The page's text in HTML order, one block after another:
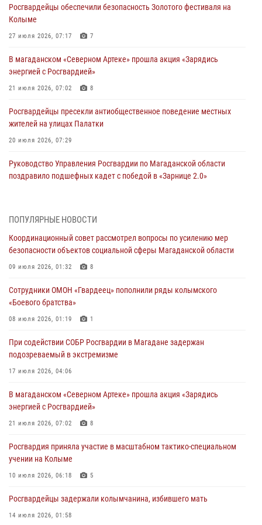
Росгвардейцы обеспечили безопасность Золотого фестиваля на
Колыме
27 июля 2026, 07:17 7
В магаданском «Северном Артеке» прошла акция «Зарядись
энергией с Росгвардией»
21 июля 2026, 07:02 8
Росгвардейцы пресекли антиобщественное поведение местных
жителей на улицах Палатки
20 июля 2026, 07:29
Руководство Управления Росгвардии по Магаданской области
поздравило подшефных кадет с победой в «Зарнице 2.0»
При содействии СОБР Росгвардии в Магадане задержан
17 июля 2026, 04:06
«Каникулы с Росгвардией» продолжаются на Колыме
Начальник Главного штаба – первый заместитель директора
Росгвардии Герой России генерал-полковник Сергей Бойко
15 июля 2026, 06:21
Кинологический тандем из Магадана завоевал бронзу на
15 июля 2026, 04:34
ПОПУЛЯРНЫЕ НОВОСТИ
Координационный совет рассмотрел вопросы по усилению мер
безопасности объектов социальной сферы Магаданской области
09 июля 2026, 01:32 8
Сотрудники ОМОН «Гвардеец» пополнили ряды колымского
«Боевого братства»
08 июля 2026, 01:19 1
При содействии СОБР Росгвардии в Магадане задержан
подозреваемый в экстремизме
17 июля 2026, 04:06
В магаданском «Северном Артеке» прошла акция «Зарядись
энергией с Росгвардией»
21 июля 2026, 07:02 8
Росгвардия приняла участие в масштабном тактико-специальном
учении на Колыме
10 июля 2026, 06:18 5
Росгвардейцы задержали колымчанина, избившего мать
14 июля 2026, 01:58